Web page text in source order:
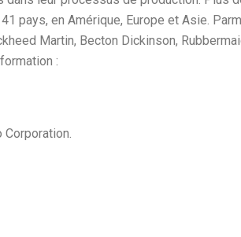
pays, en Amérique, Europe et Asie.
Martin, Becton Dickinson,
: